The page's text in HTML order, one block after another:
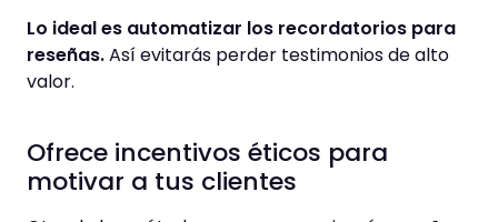
Lo ideal es automatizar los recordatorios para
reseñas.Así evitarás perder testimonios de alto
valor.
Ofrece incentivos éticos para
motivar a tus clientes